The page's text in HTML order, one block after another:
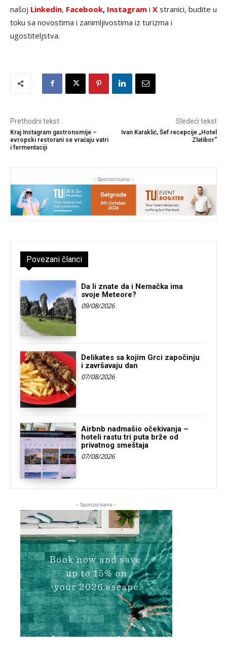
našoj Linkedin, Facebook, Instagram i X stranici, budite u
toku sa novostima i zanimljivostima iz turizma i
ugostiteljstva.
Prethodni tekst
Kraj Instagram gastronomije –
evropski restorani se vraćaju vatri
i fermentaciji
Sledeći tekst
Ivan Karaklić, Šef recepcije „Hotel
Zlatibor“
- Sponzorisano -
Povezani članci
Da li znate da i Nemačka ima
svoje Meteore?
09/08/2026
Delikates sa kojim Grci započinju
i završavaju dan
07/08/2026
Airbnb nadmašio očekivanja –
hoteli rastu tri puta brže od
privatnog smeštaja
07/08/2026
- Sponzorisano -